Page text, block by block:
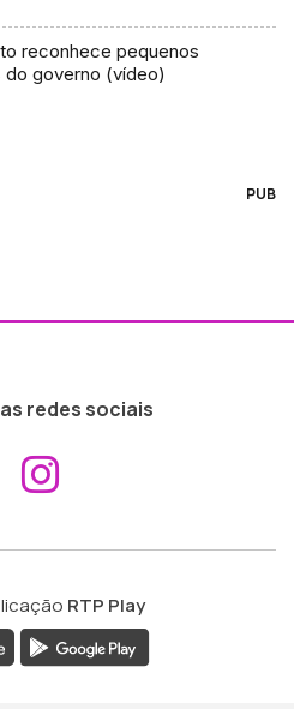
reconhece pequenos
do governo (vídeo)
PUB
redes sociais
Aceder ao
RTP Play